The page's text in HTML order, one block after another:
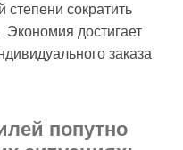
степени сократить
Экономия достигает
заказа
попутно